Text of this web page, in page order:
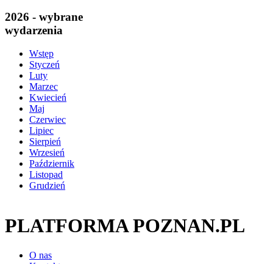
2026 - wybrane
wydarzenia
Wstęp
Styczeń
Luty
Marzec
Kwiecień
Maj
Czerwiec
Lipiec
Sierpień
Wrzesień
Październik
Listopad
Grudzień
PLATFORMA POZNAN.PL
O nas